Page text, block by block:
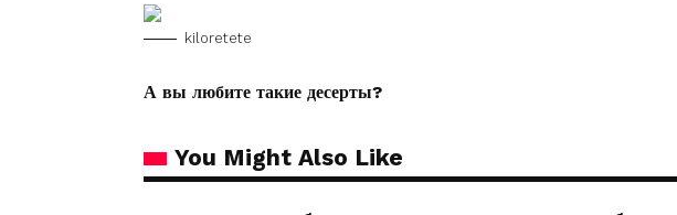
kiloretete
А вы любите такие десерты?
You Might Also Like